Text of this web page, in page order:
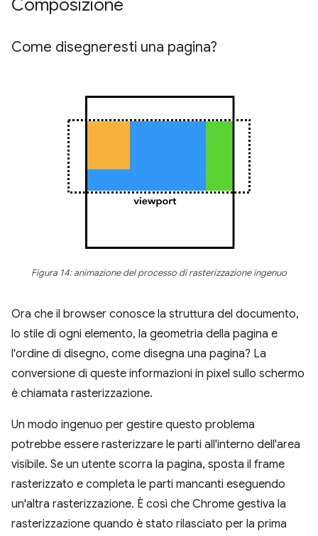
Composizione
Come disegneresti una pagina?
Figura 14: animazione del processo di rasterizzazione ingenuo
Ora che il browser conosce la struttura del documento,
lo stile di ogni elemento, la geometria della pagina e
l'ordine di disegno, come disegna una pagina? La
conversione di queste informazioni in pixel sullo schermo
è chiamata rasterizzazione.
Un modo ingenuo per gestire questo problema
potrebbe essere rasterizzare le parti all'interno dell'area
visibile. Se un utente scorra la pagina, sposta il frame
rasterizzato e completa le parti mancanti eseguendo
un'altra rasterizzazione. È così che Chrome gestiva la
rasterizzazione quando è stato rilasciato per la prima